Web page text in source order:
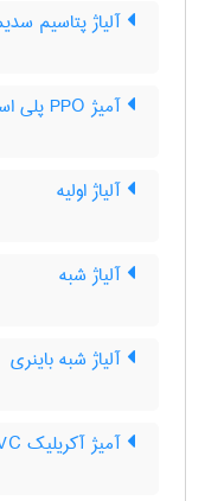
آلیاژ پتاسیم
آمیژ PPO پلی استیرن
آلیاژ اولیه
آلیاژ شبه
آلیاژ شبه باینری
آمیژ آکریلیک PVC